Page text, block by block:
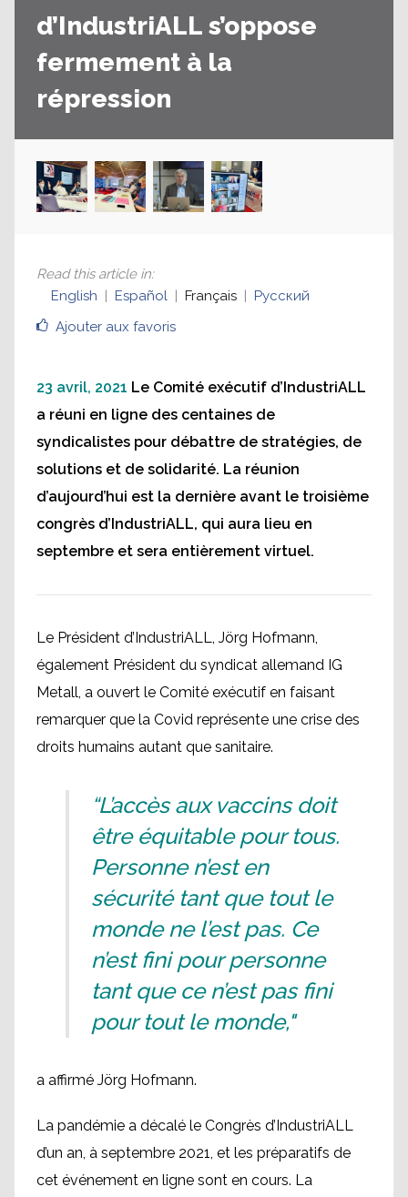
d’IndustriALL s’oppose
fermement à la
répression
Ajouter aux favoris
Read this article in:
English
Español Français Русский
23 avril, 2021 Le Comité exécutif d’IndustriALL
a réuni en ligne des centaines de
syndicalistes pour débattre de stratégies, de
solutions et de solidarité. La réunion
d’aujourd’hui est la dernière avant le troisième
congrès d’IndustriALL, qui aura lieu en
septembre et sera entièrement virtuel.
Le Président d’IndustriALL, Jörg Hofmann,
également Président du syndicat allemand IG
Metall, a ouvert le Comité exécutif en faisant
remarquer que la Covid représente une crise des
droits humains autant que sanitaire.
“L’accès aux vaccins doit
être équitable pour tous.
Personne n’est en
sécurité tant que tout le
monde ne l’est pas. Ce
n’est fini pour personne
tant que ce n’est pas fini
pour tout le monde,"
a affirmé Jörg Hofmann.
La pandémie a décalé le Congrès d’IndustriALL
d’un an, à septembre 2021, et les préparatifs de
cet événement en ligne sont en cours. La